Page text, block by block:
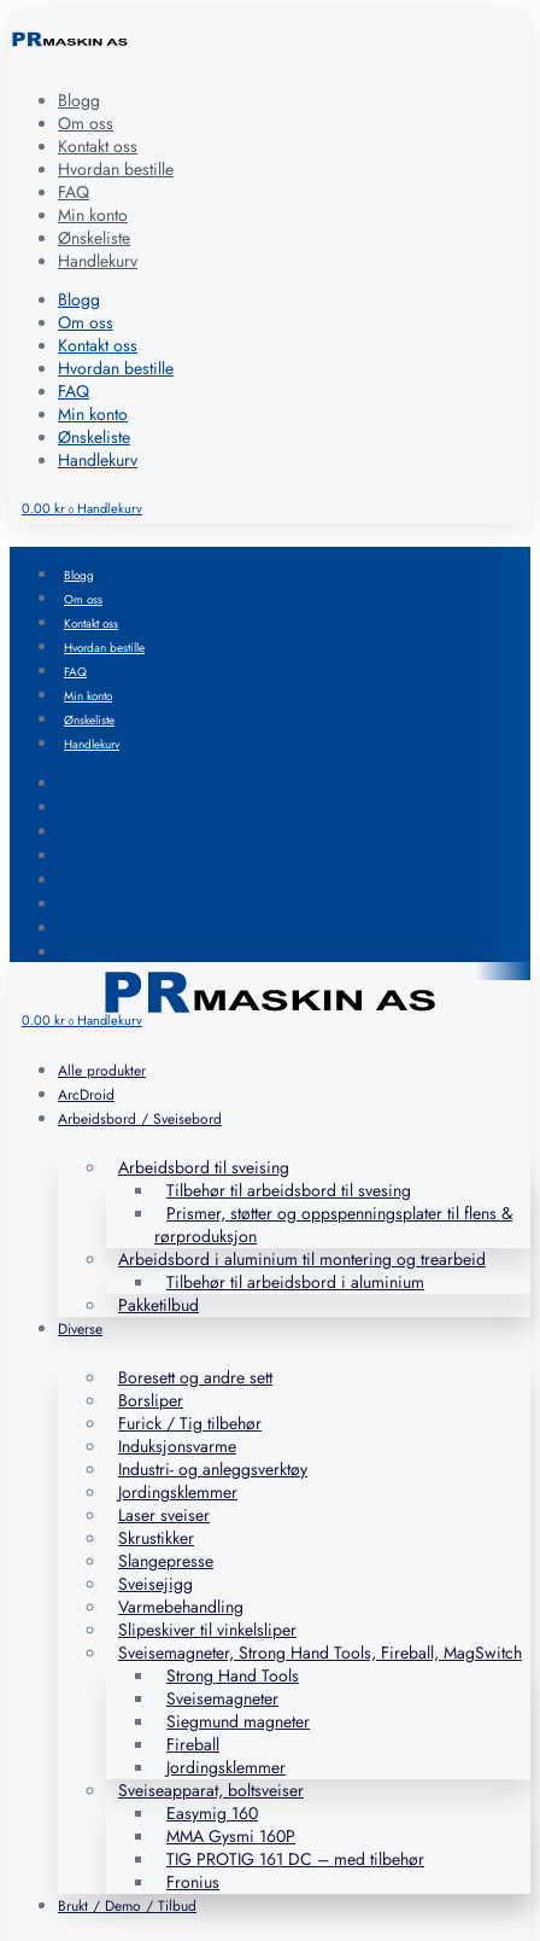
Blogg
Om oss
Kontakt oss
Hvordan bestille
FAQ
Min konto
Ønskeliste
Handlekurv
Blogg
Om oss
Kontakt oss
Hvordan bestille
FAQ
Min konto
Ønskeliste
Handlekurv
0.00kr 0 Handlekurv
Blogg
Om oss
Kontakt oss
Hvordan bestille
FAQ
Min konto
Ønskeliste
Handlekurv
0.00kr 0 Handlekurv
Alle produkter
ArcDroid
Arbeidsbord / Sveisebord
Arbeidsbord til sveising
Tilbehør til arbeidsbord til svesing
Prismer, støtter og oppspenningsplater til flens &
rørproduksjon
Arbeidsbord i aluminium til montering og trearbeid
Tilbehør til arbeidsbord i aluminium
Pakketilbud
Diverse
Boresett og andre sett
Borsliper
Furick / Tig tilbehør
Induksjonsvarme
Industri- og anleggsverktøy
Jordingsklemmer
Laser sveiser
Skrustikker
Slangepresse
Sveisejigg
Varmebehandling
Slipeskiver til vinkelsliper
Sveisemagneter, Strong Hand Tools, Fireball, MagSwitch
Strong Hand Tools
Sveisemagneter
Siegmund magneter
Fireball
Jordingsklemmer
Sveiseapparat, boltsveiser
Easymig 160
MMA Gysmi 160P
TIG PROTIG 161 DC – med tilbehør
Fronius
Brukt / Demo / Tilbud